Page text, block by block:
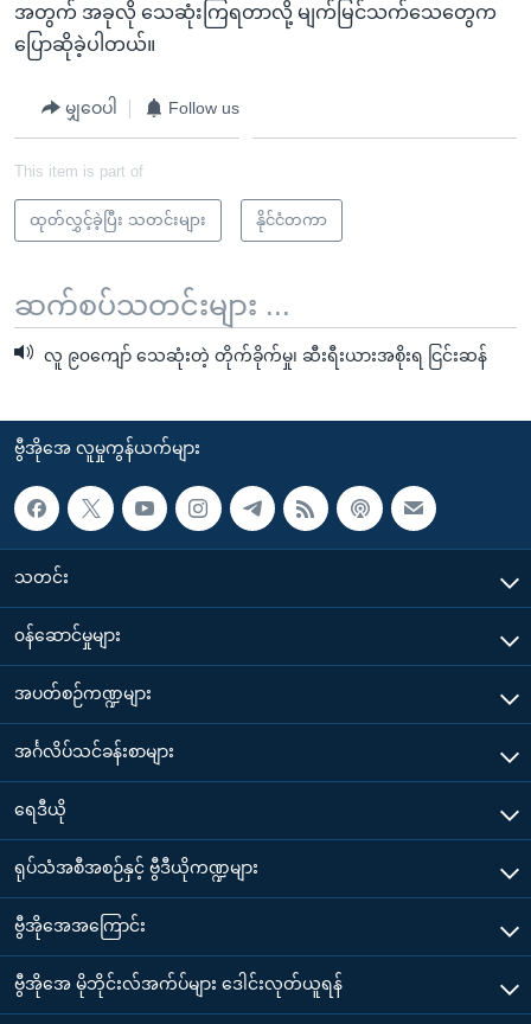
အတွက် အခုလို သေဆုံးကြရတာလို့ မျက်မြင်သက်သေတွေက
ပြောဆိုခဲ့ပါတယ်။
မျှဝေပါ Follow us
This item is part of
ထုတ်လွှင့်ခဲ့ပြီး သတင်းများ နိုင်ငံတကာ
ဆက်စပ်သတင်းများ ...
လူ ၉၀ကျော် သေဆုံးတဲ့ တိုက်ခိုက်မှု၊ ဆီးရီးယားအစိုးရ ငြင်းဆန်
ဗွီအိုအေ လူမှုကွန်ယက်များ
သတင်း
၀န်ဆောင်မှုများ
အပတ်စဉ်ကဏ္ဍများ
အင်္ဂလိပ်သင်ခန်းစာများ
ရေဒီယို
ရုပ်သံအစီအစဉ်နှင့် ဗွီဒီယိုကဏ္ဍများ
ဗွီအိုအေအကြောင်း
ဗွီအိုအေ မိုဘိုင်းလ်အက်ပ်များ ဒေါင်းလုတ်ယူရန်